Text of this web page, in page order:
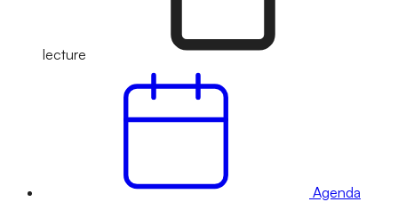
lecture
Agenda